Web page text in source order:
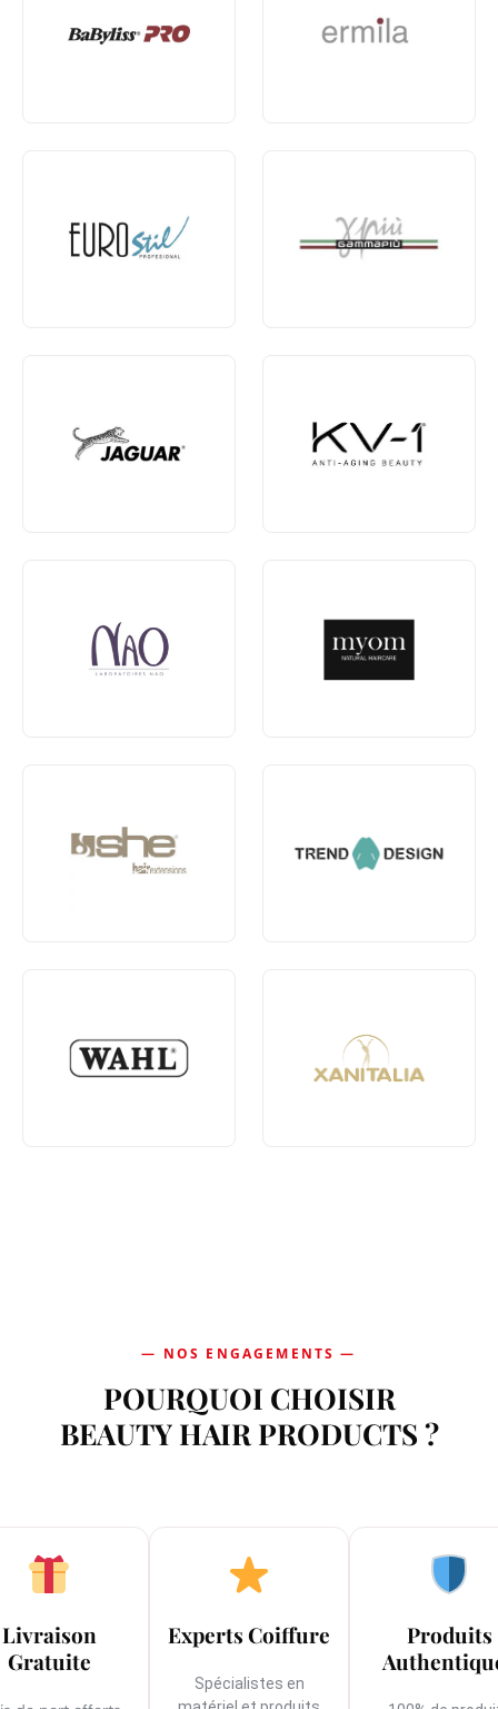
POURQUOI CHOISIR
BEAUTY HAIR PRODUCTS ?
Livraison
Gratuite
Experts Coiffure
Spécialistes en
Produits